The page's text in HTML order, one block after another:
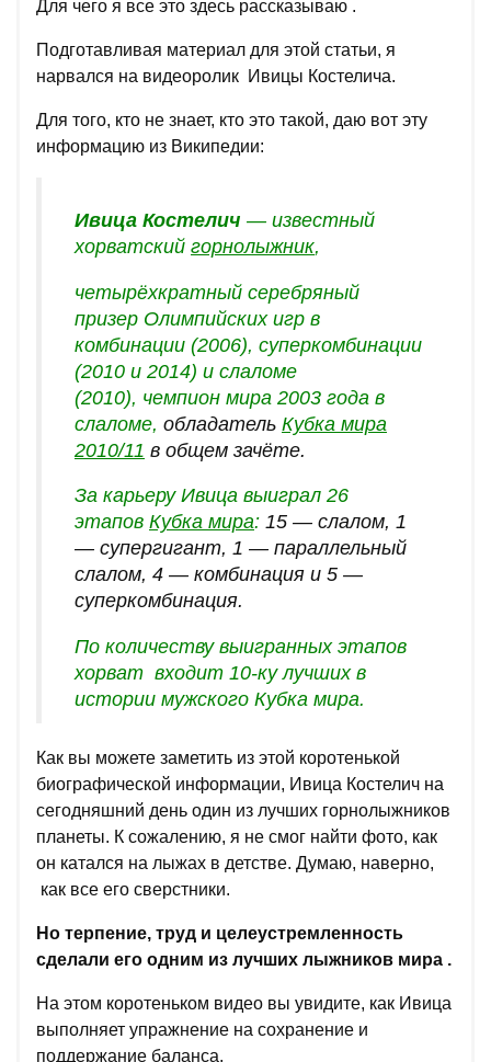
Для чего я все это здесь рассказываю .
Подготавливая материал для этой статьи, я
нарвался на видеоролик Ивицы Костелича.
Для того, кто не знает, кто это такой, даю вот эту
информацию из Википедии:
Ивица Костелич — известный
хорватский горнолыжник,
четырёхкратный серебряный
призер Олимпийских игр в
комбинации (2006), суперкомбинации
(2010 и 2014) и слаломе
(2010), чемпион мира 2003 года в
слаломе, обладатель Кубка мира
2010/11 в общем зачёте.
За карьеру Ивица выиграл 26
этапов Кубка мира: 15 — слалом, 1
— супергигант, 1 — параллельный
слалом, 4 — комбинация и 5 —
суперкомбинация.
По количеству выигранных этапов
хорват входит 10-ку лучших в
истории мужского Кубка мира.
Как вы можете заметить из этой коротенькой
биографической информации, Ивица Костелич на
сегодняшний день один из лучших горнолыжников
планеты. К сожалению, я не смог найти фото, как
он катался на лыжах в детстве. Думаю, наверно,
как все его сверстники.
Но терпение, труд и целеустремленность
сделали его одним из лучших лыжников мира .
На этом коротеньком видео вы увидите, как Ивица
выполняет упражнение на сохранение и
поддержание баланса.